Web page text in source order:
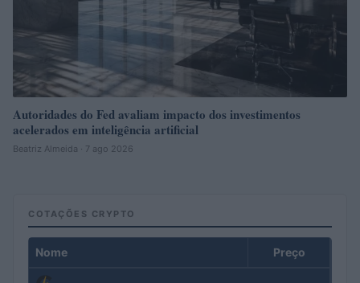
Autoridades do Fed avaliam impacto dos investimentos
acelerados em inteligência artificial
Beatriz Almeida · 7 ago 2026
COTAÇÕES CRYPTO
Nome Preço